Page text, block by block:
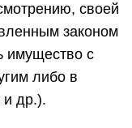
своей
законом
имущество с
либо в
и др.).